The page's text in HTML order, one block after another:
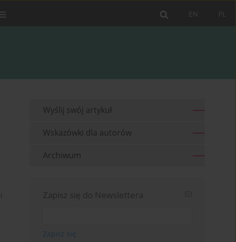
PL
EN
Wyślij swój artykuł
Wskazówki dla autorów
Archiwum
Zapisz się do Newslettera